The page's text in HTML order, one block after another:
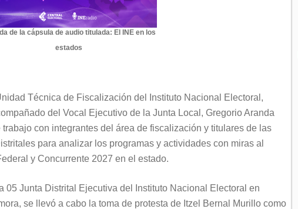
de la cápsula de audio titulada: El INE en los
estados
Técnica de Fiscalización del Instituto Nacional Electoral,
del Vocal Ejecutivo de la Junta Local, Gregorio Aranda
con integrantes del área de fiscalización y titulares de las
para analizar los programas y actividades con miras al
y Concurrente 2027 en el estado.
05 Junta Distrital Ejecutiva del Instituto Nacional Electoral en
se llevó a cabo la toma de protesta de Itzel Bernal Murillo como